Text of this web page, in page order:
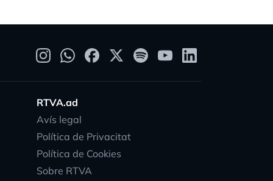
RTVA.ad
Avís legal
Política de Privacitat
Política de Cookies
Sobre RTVA